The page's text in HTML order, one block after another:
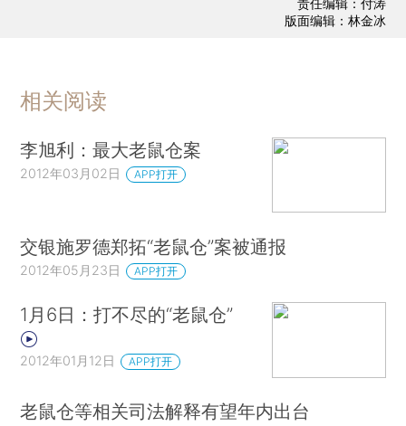
责任编辑：付涛
版面编辑：林金冰
相关阅读
李旭利：最大老鼠仓案
2012年03月02日 APP打开
交银施罗德郑拓“老鼠仓”案被通报
2012年05月23日 APP打开
1月6日：打不尽的“老鼠仓”
2012年01月12日 APP打开
老鼠仓等相关司法解释有望年内出台